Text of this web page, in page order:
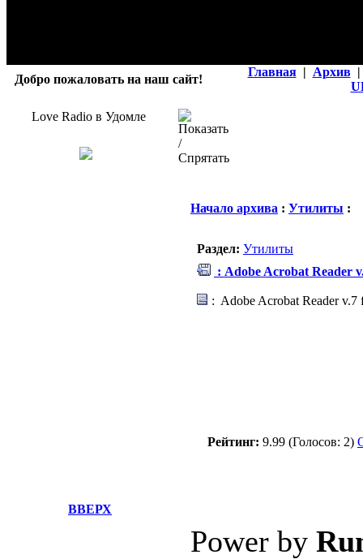
Добро пожаловать на наш сайт!
Главная | Архив |
Love Radio в Удомле
Начало архива : Утилиты :
Раздел: Утилиты
: Adobe Acrobat Reader
: Adobe Acrobat Reader
Рейтинг: 9.99 (Голосов: 2)
ВВЕРХ
Power by